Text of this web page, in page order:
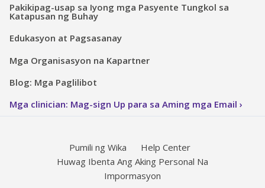
Pakikipag-usap sa Iyong mga Pasyente Tungkol sa
Katapusan ng Buhay
Edukasyon at Pagsasanay
Mga Organisasyon na Kapartner
Blog: Mga Paglilibot
Mga clinician: Mag-sign Up para sa Aming mga Email
Pumili ng Wika
Help Center
Huwag Ibenta Ang Aking Personal Na
Impormasyon